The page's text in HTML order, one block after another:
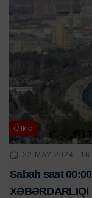
Ölkə
22 MAY 2024 |
Sabah saat
XƏBƏRDARLIQ!